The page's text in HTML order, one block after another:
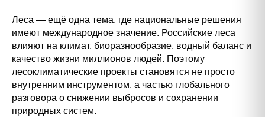
Леса — ещё одна тема, где национальные решения
имеют международное значение. Российские леса
влияют на климат, биоразнообразие, водный баланс и
качество жизни миллионов людей. Поэтому
лесоклиматические проекты становятся не просто
внутренним инструментом, а частью глобального
разговора о снижении выбросов и сохранении
природных систем.